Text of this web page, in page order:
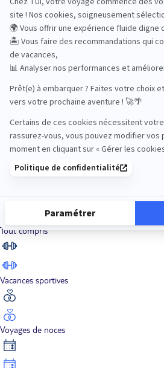
Road Trips
Sénior
Tout compris
Vacances sportives
Voyages de noces